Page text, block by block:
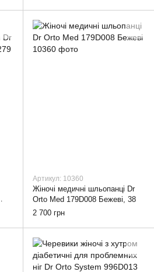
Артикул: 10360
Жіночі медичні шльопанці Dr
Orto Med 179D008 Бежеві, 38
2 700 грн